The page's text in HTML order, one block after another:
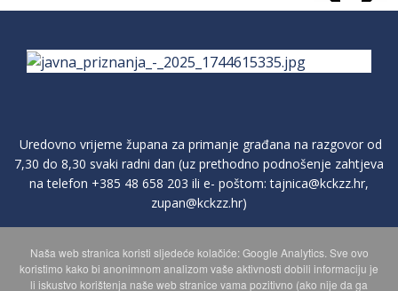
Uredovno vrijeme župana za primanje građana na razgovor od
7,30 do 8,30 svaki radni dan (uz prethodno podnošenje zahtjeva
na telefon +385 48 658 203 ili e- poštom:tajnica@kckzz.hr,
zupan@kckzz.hr)
POLITIKA ZAŠTITE PRIVATNOSTI OSOBNIH PODATAKA
Naša web stranica koristi sljedeće kolačiće: Google Analytics. Sve ovo
koristimo kako bi anonimnom analizom vaše aktivnosti dobili informaciju je
li iskustvo korištenja naše web stranice vama pozitivno (ako nije da ga